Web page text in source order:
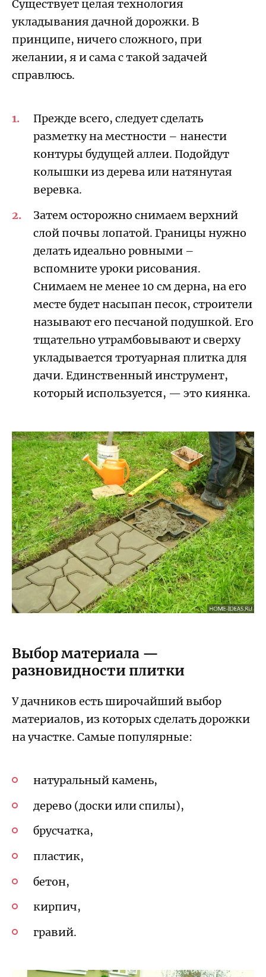
Существует целая технология
укладывания дачной дорожки. В
принципе, ничего сложного, при
желании, я и сама с такой задачей
справлюсь.
Прежде всего, следует сделать
разметку на местности – нанести
контуры будущей аллеи. Подойдут
колышки из дерева или натянутая
веревка.
Затем осторожно снимаем верхний
слой почвы лопатой. Границы нужно
делать идеально ровными –
вспомните уроки рисования.
Снимаем не менее 10 см дерна, на его
месте будет насыпан песок, строители
называют его песчаной подушкой. Его
тщательно утрамбовывают и сверху
укладывается тротуарная плитка для
дачи. Единственный инструмент,
который используется, — это киянка.
Выбор материала —
разновидности плитки
У дачников есть широчайший выбор
материалов, из которых сделать дорожки
на участке. Самые популярные:
натуральный камень,
дерево (доски или спилы),
брусчатка,
пластик,
бетон,
кирпич,
гравий.